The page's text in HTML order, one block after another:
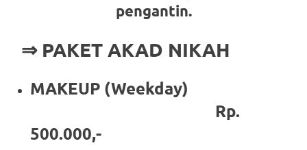
https://www.stockswatches.com
anchor
https://
check
pengantin.
⇒ PAKET AKAD NIKAH
MAKEUP (Weekday)
Rp.
500.000,-